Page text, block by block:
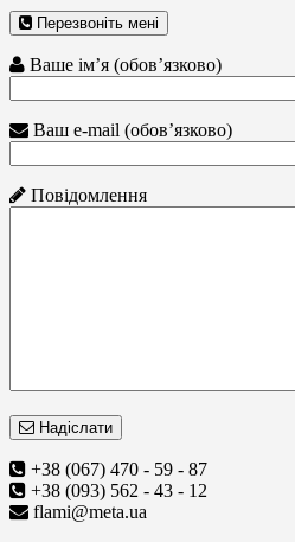
Перезвоніть мені
Ваше ім’я (обов’язково)
Ваш e-mail (обов’язково)
Повідомлення
Надіслати
+38 (067) 470 - 59 - 87
+38 (093) 562 - 43 - 12
flami@meta.ua